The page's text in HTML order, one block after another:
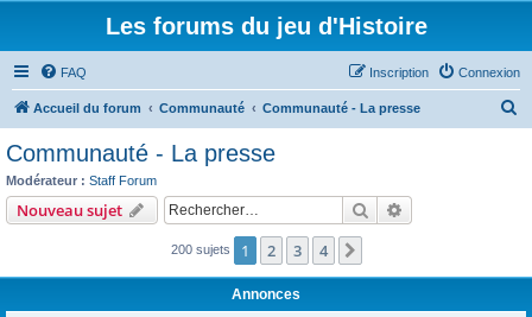
Les forums du jeu d'Histoire
FAQ Connexion
Inscription
Accueil du forum Communauté Communauté - La presse
c
Communauté - La presse
Modérateur : Staff Forum
Nouveau sujet Rechercher
200 sujets 1 2 3 4
Annonces